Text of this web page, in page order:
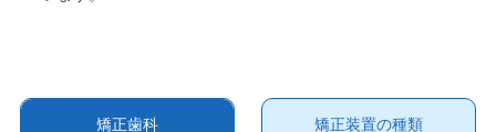
矯正歯科 矯正装置の種類